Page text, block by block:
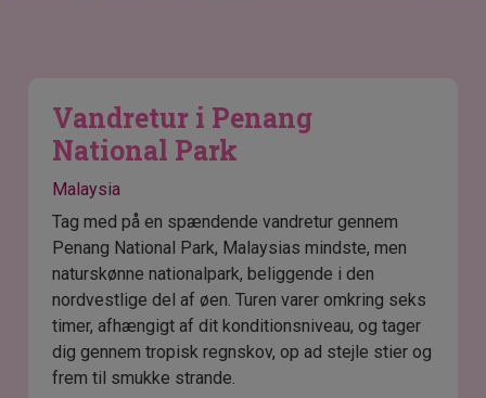
Vandretur i Penang
National Park
Malaysia
Tag med på en spændende vandretur gennem
Penang National Park, Malaysias mindste, men
naturskønne nationalpark, beliggende i den
nordvestlige del af øen. Turen varer omkring seks
timer, afhængigt af dit konditionsniveau, og tager
dig gennem tropisk regnskov, op ad stejle stier og
frem til smukke strande.